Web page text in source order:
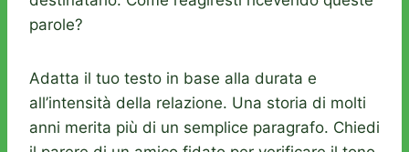
parole?
Adatta il tuo testo in base alla durata e
all’intensità della relazione. Una storia di molti
anni merita più di un semplice paragrafo. Chiedi